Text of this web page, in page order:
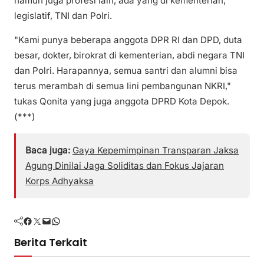
legislatif, TNI dan Polri.
"Kami punya beberapa anggota DPR RI dan DPD, duta
besar, dokter, birokrat di kementerian, abdi negara TNI
dan Polri. Harapannya, semua santri dan alumni bisa
terus merambah di semua lini pembangunan NKRI,"
tukas Qonita yang juga anggota DPRD Kota Depok.
(***)
Baca juga: Gaya Kepemimpinan Transparan Jaksa
Agung Dinilai Jaga Soliditas dan Fokus Jajaran
Korps Adhyaksa
Facebook Twitter Mail WhatsApp
Berita Terkait